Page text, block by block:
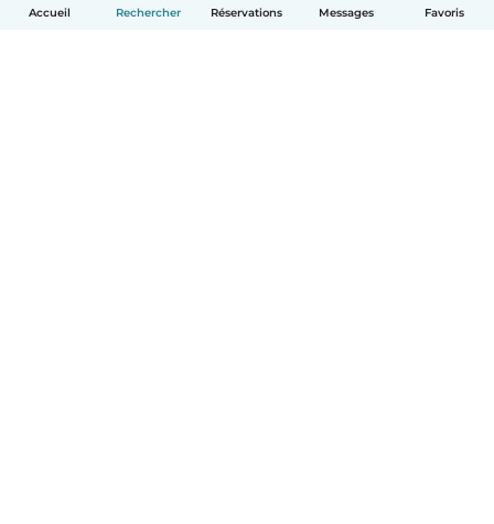
Accueil Rechercher Réservations Messages Favoris